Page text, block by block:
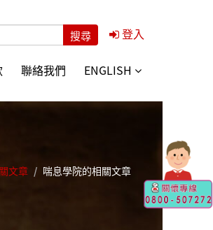
登入
聯絡我們 ENGLISH
文章 / 喘息學院的相關文章